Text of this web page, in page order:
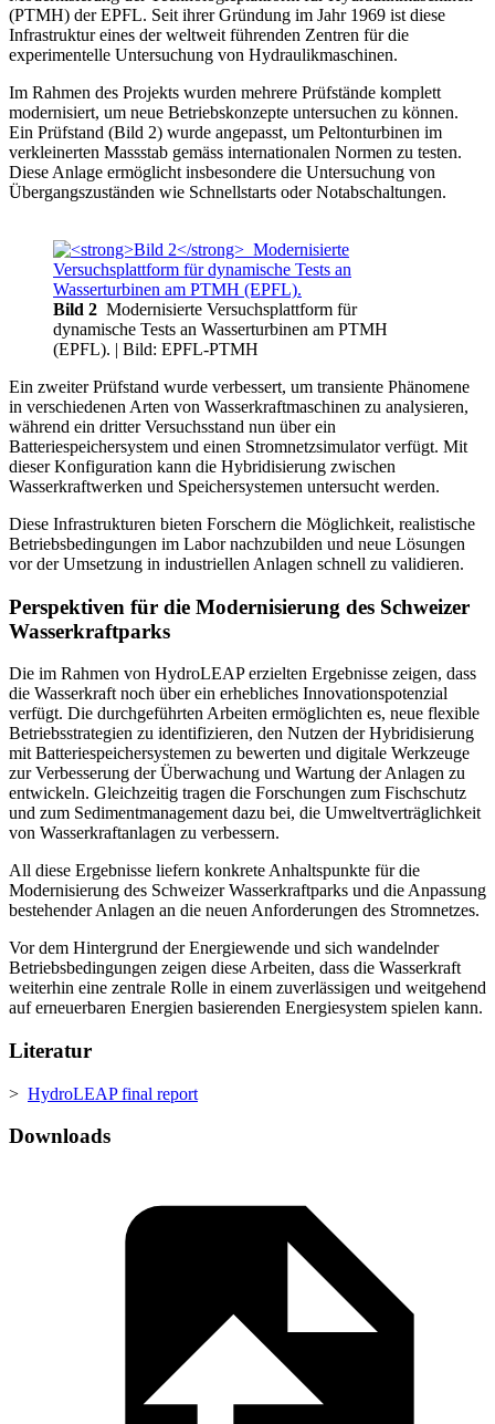
(PTMH) der EPFL. Seit ihrer Gründung im Jahr 1969 ist diese
Infrastruktur eines der weltweit führenden Zentren für die
experimentelle Untersuchung von Hydraulikmaschinen.
Im Rahmen des Projekts wurden mehrere Prüfstände komplett
modernisiert, um neue Betriebskonzepte untersuchen zu können.
Ein Prüfstand (Bild 2) wurde angepasst, um Peltonturbinen im
verkleinerten Massstab gemäss internationalen Normen zu testen.
Diese Anlage ermöglicht insbesondere die Untersuchung von
Übergangszuständen wie Schnellstarts oder Notabschaltungen.
Bild 2 Modernisierte Versuchsplattform für
dynamische Tests an Wasserturbinen am PTMH
(EPFL). | Bild: EPFL-PTMH
Ein zweiter Prüfstand wurde verbessert, um transiente Phänomene
in verschiedenen Arten von Wasserkraftmaschinen zu analysieren,
während ein dritter Versuchsstand nun über ein
Batteriespeichersystem und einen Stromnetzsimulator verfügt. Mit
dieser Konfiguration kann die Hybridisierung zwischen
Wasserkraftwerken und Speichersystemen untersucht werden.
Diese Infrastrukturen bieten Forschern die Möglichkeit, realistische
Betriebsbedingungen im Labor nachzubilden und neue Lösungen
vor der Umsetzung in industriellen Anlagen schnell zu validieren.
Perspektiven für die Modernisierung des Schweizer
Wasserkraftparks
Die im Rahmen von HydroLEAP erzielten Ergebnisse zeigen, dass
die Wasserkraft noch über ein erhebliches Innovationspotenzial
verfügt. Die durchgeführten Arbeiten ermöglichten es, neue flexible
Betriebsstrategien zu identifizieren, den Nutzen der Hybridisierung
mit Batteriespeichersystemen zu bewerten und digitale Werkzeuge
zur Verbesserung der Überwachung und Wartung der Anlagen zu
entwickeln. Gleichzeitig tragen die Forschungen zum Fischschutz
und zum Sedimentmanagement dazu bei, die Umweltverträglichkeit
von Wasserkraftanlagen zu verbessern.
All diese Ergebnisse liefern konkrete Anhaltspunkte für die
Modernisierung des Schweizer Wasserkraftparks und die Anpassung
bestehender Anlagen an die neuen Anforderungen des Stromnetzes.
Vor dem Hintergrund der Energiewende und sich wandelnder
Betriebsbedingungen zeigen diese Arbeiten, dass die Wasserkraft
weiterhin eine zentrale Rolle in einem zuverlässigen und weitgehend
auf erneuerbaren Energien basierenden Energiesystem spielen kann.
Literatur
> HydroLEAP final report
Downloads